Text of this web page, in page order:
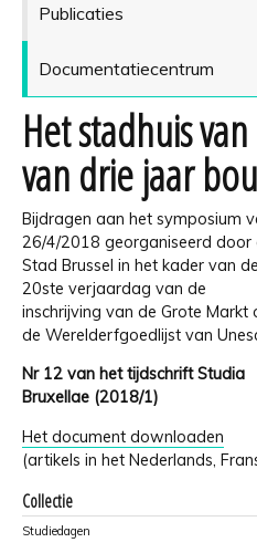
Publicaties
Documentatiecentrum
Het stadhuis
van drie jaar
Bijdragen aan het symposium
26/4/2018 georganiseerd door
Stad Brussel in het kader van de
20ste verjaardag van de
inschrijving van de Grote Markt
de Werelderfgoedlijst van
Nr 12 van het tijdschrift Studia
Bruxellae (2018/1)
Het document downloaden
(artikels in het Nederlands,
Collectie
Studiedagen